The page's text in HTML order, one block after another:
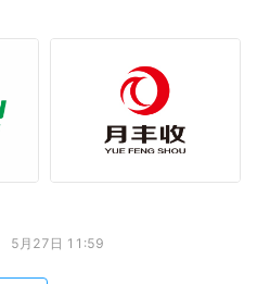
5月27日 11:59